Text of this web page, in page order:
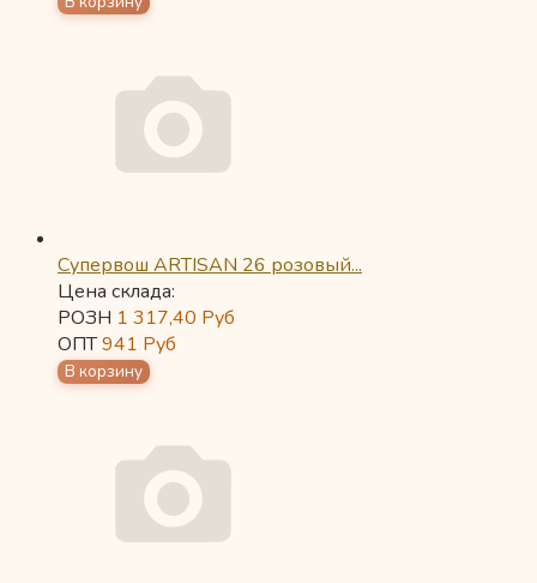
Супервош ARTISAN 26 розовый...
Цена склада:
РОЗН 1 317,40 Руб
ОПТ941 Руб